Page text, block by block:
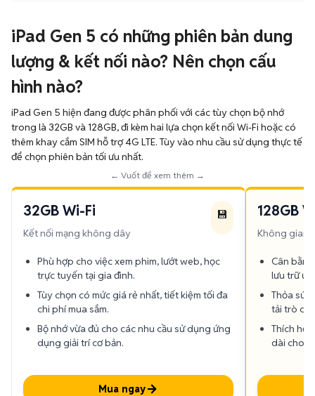
iPad Gen 5 có những phiên bản dung
lượng & kết nối nào? Nên chọn cấu
hình nào?
iPad Gen 5 hiện đang được phân phối với các tùy chọn bộ nhớ
trong là 32GB và 128GB, đi kèm hai lựa chọn kết nối Wi-Fi hoặc có
thêm khay cắm SIM hỗ trợ 4G LTE. Tùy vào nhu cầu sử dụng thực tế
để chọn phiên bản tối ưu nhất.
← Vuốt để xem thêm →
32GB Wi-Fi
Kết nối mạng không dây
💾
Phù hợp cho việc xem phim, lướt web, học
trực tuyến tại gia đình.
Tùy chọn có mức giá rẻ nhất, tiết kiệm tối đa
chi phí mua sắm.
Bộ nhớ vừa đủ cho các nhu cầu sử dụng ứng
dụng giải trí cơ bản.
Mua ngay
128GB
Không gian
Cân
lưu trữ
Thỏa sức
tải trò
Thích
dài cho